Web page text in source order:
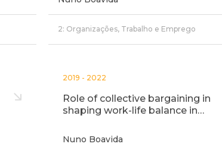
2: Organizações, Trabalho e Emprego
2019 - 2022
Role of collective bargaining in
shaping work-life balance in…
Nuno Boavida